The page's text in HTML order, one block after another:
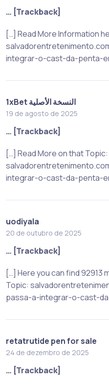
… [Trackback]
[…] Read More Information
integrar-o-cast-da-penta-
1xBet النسخة الأصلية
19 de agosto de 2025
… [Trackback]
[…] Read More on that Topic:
integrar-o-cast-da-penta-
uodiyala
20 de outubro de 2025
… [Trackback]
[…] Here you can find 92913
Topic:
passa-a-integrar-o-cast-
retatrutide pen for sale
24 de dezembro de 2025
… [Trackback]